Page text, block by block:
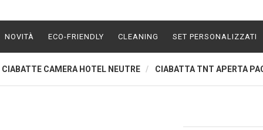
NOVITÀ ECO-FRIENDLY CLEANING SET PERSONALIZZATI
CIABATTE CAMERA HOTEL NEUTRE CIABATTA TNT APERTA